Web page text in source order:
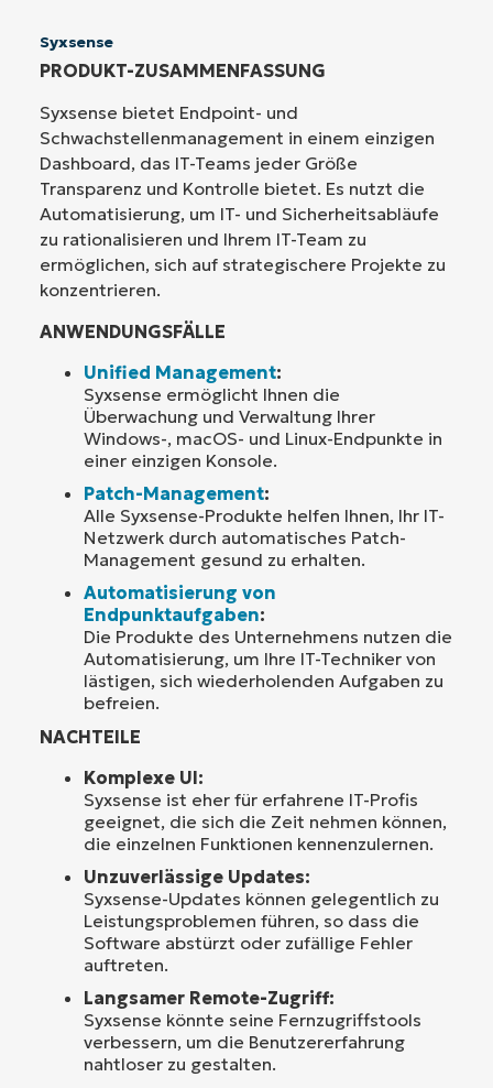
Syxsense
PRODUKT-ZUSAMMENFASSUNG
Syxsense bietet Endpoint- und
Schwachstellenmanagement in einem einzigen
Dashboard, das IT-Teams jeder Größe
Transparenz und Kontrolle bietet. Es nutzt die
Automatisierung, um IT- und Sicherheitsabläufe
zu rationalisieren und Ihrem IT-Team zu
ermöglichen, sich auf strategischere Projekte zu
konzentrieren.
ANWENDUNGSFÄLLE
Unified Management:
Syxsense ermöglicht Ihnen die
Überwachung und Verwaltung Ihrer
Windows-, macOS- und Linux-Endpunkte in
einer einzigen Konsole.
Patch-Management:
Alle Syxsense-Produkte helfen Ihnen, Ihr IT-
Netzwerk durch automatisches Patch-
Management gesund zu erhalten.
Automatisierung von
Endpunktaufgaben:
Die Produkte des Unternehmens nutzen die
Automatisierung, um Ihre IT-Techniker von
lästigen, sich wiederholenden Aufgaben zu
befreien.
NACHTEILE
Komplexe UI:
Syxsense ist eher für erfahrene IT-Profis
geeignet, die sich die Zeit nehmen können,
die einzelnen Funktionen kennenzulernen.
Unzuverlässige Updates:
Syxsense-Updates können gelegentlich zu
Leistungsproblemen führen, so dass die
Software abstürzt oder zufällige Fehler
auftreten.
Langsamer Remote-Zugriff:
Syxsense könnte seine Fernzugriffstools
verbessern, um die Benutzererfahrung
nahtloser zu gestalten.